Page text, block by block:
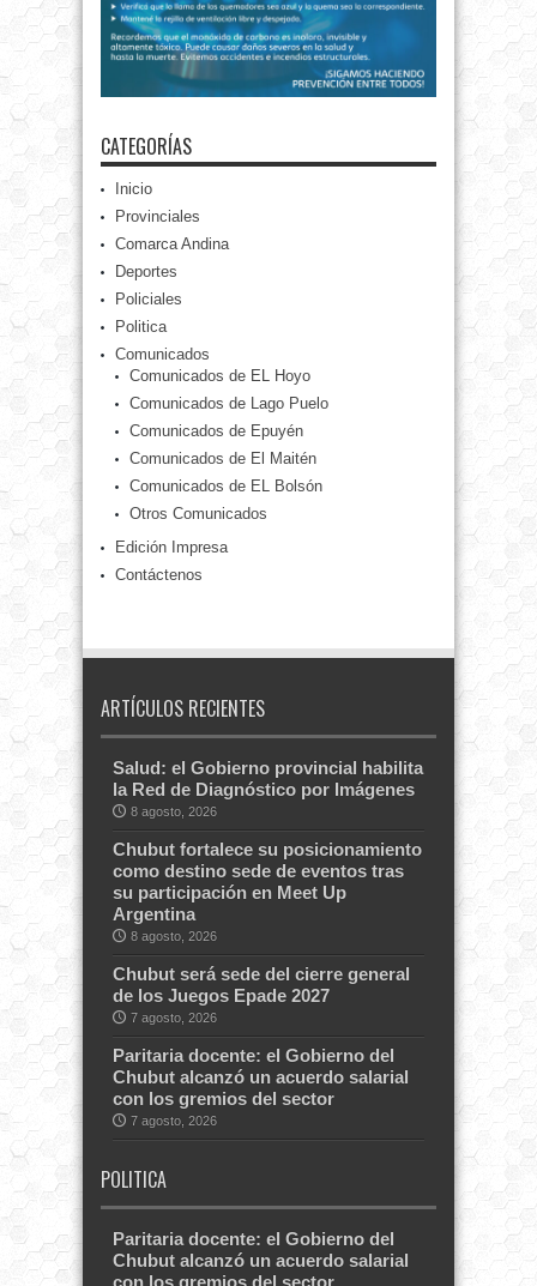
CATEGORÍAS
Inicio
Provinciales
Comarca Andina
Deportes
Policiales
Politica
Comunicados
Comunicados de EL Hoyo
Comunicados de Lago Puelo
Comunicados de Epuyén
Comunicados de El Maitén
Comunicados de EL Bolsón
Otros Comunicados
Edición Impresa
Contáctenos
ARTÍCULOS RECIENTES
Salud: el Gobierno provincial habilita
la Red de Diagnóstico por Imágenes
8 agosto, 2026
Chubut fortalece su posicionamiento
como destino sede de eventos tras
su participación en Meet Up
Argentina
8 agosto, 2026
Chubut será sede del cierre general
de los Juegos Epade 2027
7 agosto, 2026
Paritaria docente: el Gobierno del
Chubut alcanzó un acuerdo salarial
con los gremios del sector
7 agosto, 2026
POLITICA
Paritaria docente: el Gobierno del
Chubut alcanzó un acuerdo salarial
con los gremios del sector